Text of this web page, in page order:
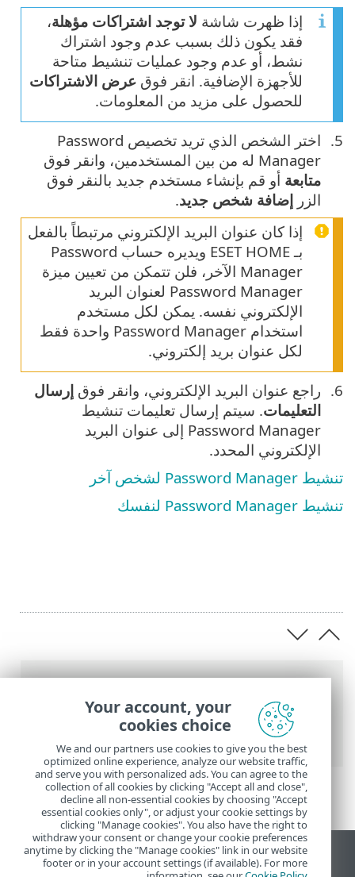
تعليمات ESET عبر الإنترنت >
ESET Password
Manager
تنشيط المنتج
إذا ظهرت شاشة لا توجد اشتراكات مؤهلة،
فقد يكون ذلك بسبب عدم وجود اشتراك
نشط، أو عدم وجود عمليات تنشيط متاحة
للأجهزة الإضافية. انقر فوق عرض الاشتراكات
للحصول على مزيد من المعلومات.
اختر الشخص الذي تريد تخصيص Password
Manager له من بين المستخدمين، وانقر فوق
متابعة أو قم بإنشاء مستخدم جديد بالنقر فوق
الزر إضافة شخص جديد.
إذا كان عنوان البريد الإلكتروني مرتبطاً بالفعل
بـ ESET HOME ويديره حساب Password
Manager الآخر، فلن تتمكن من تعيين ميزة
Password Manager لعنوان البريد
الإلكتروني نفسه. يمكن لكل مستخدم
استخدام Password Manager واحدة فقط
لكل عنوان بريد إلكتروني.
راجع عنوان البريد الإلكتروني، وانقر فوق إرسال
التعليمات. سيتم إرسال تعليمات تنشيط
Password Manager إلى عنوان البريد
الإلكتروني المحدد.
تنشيط Password Manager لشخص آخر
تنشيط Password Manager لنفسك
عرض موقع سطح المكتب
Your account, your
cookies choice
We and our partners use cookies to give you the best
optimized online experience, analyze our website traffic,
and serve you with personalized ads. You can agree to the
collection of all cookies by clicking "Accept all and close",
decline all non-essential cookies by choosing "Accept
essential cookies only", or adjust your cookie settings by
clicking "Manage cookies". You also have the right to
withdraw your consent or change your cookie preferences
anytime by clicking the "Manage cookies" link in our website
footer or in your account settings (if available). For more